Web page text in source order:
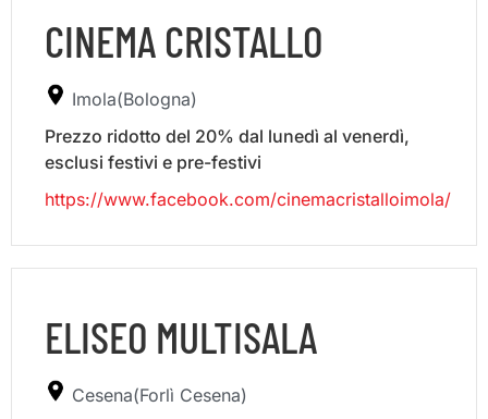
CINEMA CRISTALLO
Imola(Bologna)
Prezzo ridotto del 20% dal lunedì al venerdì,
esclusi festivi e pre-festivi
https://www.facebook.com/cinemacristalloimola/
ELISEO MULTISALA
Cesena(Forlì Cesena)